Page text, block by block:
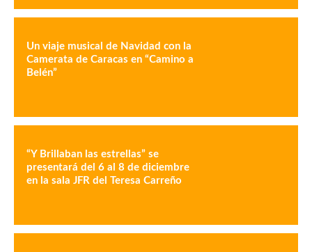
Un viaje musical de Navidad con la
Camerata de Caracas en “Camino a
Belén”
“Y Brillaban las estrellas” se
presentará del 6 al 8 de diciembre
en la sala JFR del Teresa Carreño